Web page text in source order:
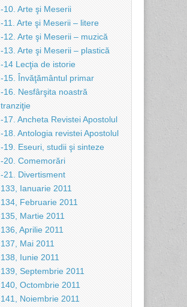
-10. Arte şi Meserii
-11. Arte şi Meserii – litere
-12. Arte şi Meserii – muzică
-13. Arte şi Meserii – plastică
-14 Lecţia de istorie
-15. Învăţământul primar
-16. Nesfârşita noastră
tranziţie
-17. Ancheta Revistei Apostolul
-18. Antologia revistei Apostolul
-19. Eseuri, studii şi sinteze
-20. Comemorări
-21. Divertisment
133, Ianuarie 2011
134, Februarie 2011
135, Martie 2011
136, Aprilie 2011
137, Mai 2011
138, Iunie 2011
139, Septembrie 2011
140, Octombrie 2011
141, Noiembrie 2011